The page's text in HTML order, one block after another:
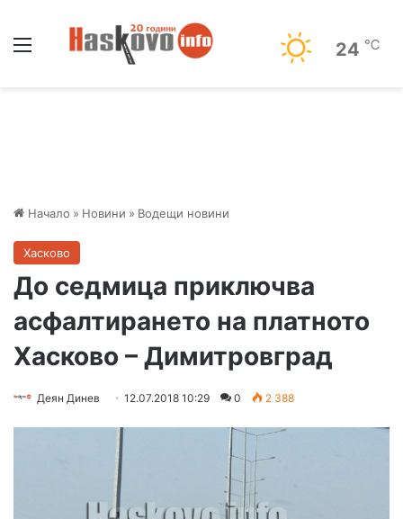
24 ℃
Начало » Новини » Водещи новини
Хасково
До седмица приключва
асфалтирането на платното
Хасково – Димитровград
Деян Динев 12.07.2018 10:29 0 2 388